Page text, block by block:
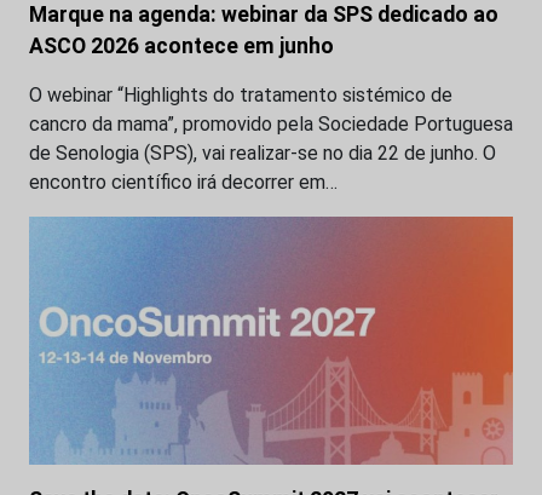
Marque na agenda: webinar da SPS dedicado ao
ASCO 2026 acontece em junho
O webinar “Highlights do tratamento sistémico de
cancro da mama”, promovido pela Sociedade Portuguesa
de Senologia (SPS), vai realizar-se no dia 22 de junho. O
encontro científico irá decorrer em…